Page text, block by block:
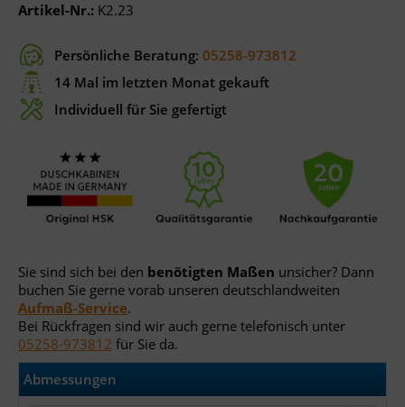
Artikel-Nr.: K2.23
Persönliche Beratung: 05258-973812
14 Mal im letzten Monat gekauft
Individuell für Sie gefertigt
Sie sind sich bei den benötigten Maßen unsicher? Dann
buchen Sie gerne vorab unseren deutschlandweiten
Aufmaß-Service.
Bei Rückfragen sind wir auch gerne telefonisch unter
05258-973812 für Sie da.
Abmessungen